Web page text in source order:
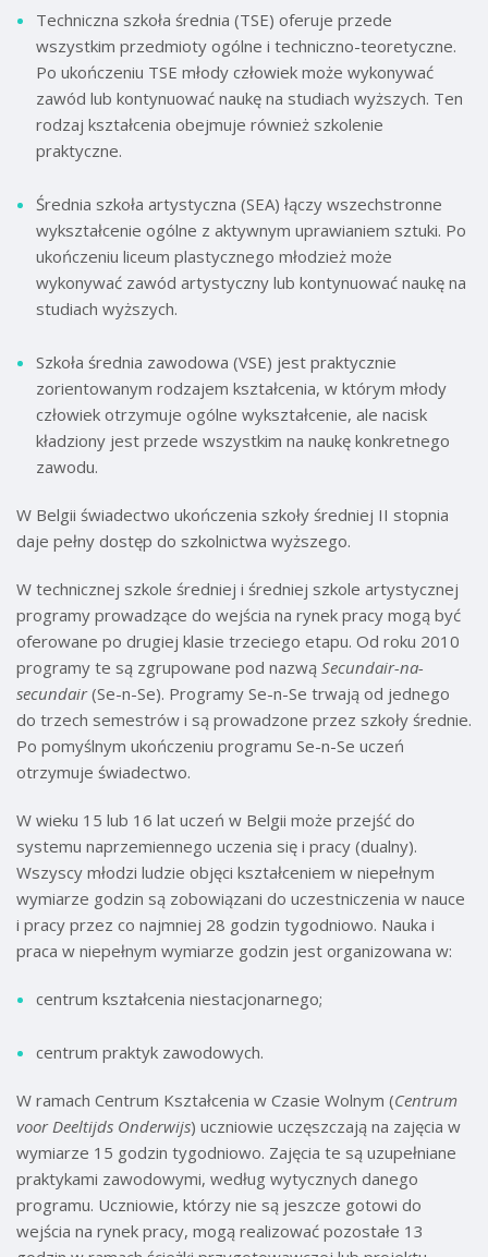
Techniczna szkoła średnia (TSE) oferuje przede
wszystkim przedmioty ogólne i techniczno-teoretyczne.
Po ukończeniu TSE młody człowiek może wykonywać
zawód lub kontynuować naukę na studiach wyższych. Ten
rodzaj kształcenia obejmuje również szkolenie
praktyczne.
Średnia szkoła artystyczna (SEA) łączy wszechstronne
wykształcenie ogólne z aktywnym uprawianiem sztuki. Po
ukończeniu liceum plastycznego młodzież może
wykonywać zawód artystyczny lub kontynuować naukę na
studiach wyższych.
Szkoła średnia zawodowa (VSE) jest praktycznie
zorientowanym rodzajem kształcenia, w którym młody
człowiek otrzymuje ogólne wykształcenie, ale nacisk
kładziony jest przede wszystkim na naukę konkretnego
zawodu.
W Belgii świadectwo ukończenia szkoły średniej II stopnia
daje pełny dostęp do szkolnictwa wyższego.
W technicznej szkole średniej i średniej szkole artystycznej
programy prowadzące do wejścia na rynek pracy mogą być
oferowane po drugiej klasie trzeciego etapu. Od roku 2010
programy te są zgrupowane pod nazwą Secundair-na-
secundair(Se-n-Se). Programy Se-n-Se trwają od jednego
do trzech semestrów i są prowadzone przez szkoły średnie.
Po pomyślnym ukończeniu programu Se-n-Se uczeń
otrzymuje świadectwo.
W wieku 15 lub 16 lat uczeń w Belgii może przejść do
systemu naprzemiennego uczenia się i pracy (dualny).
Wszyscy młodzi ludzie objęci kształceniem w niepełnym
wymiarze godzin są zobowiązani do uczestniczenia w nauce
i pracy przez co najmniej 28 godzin tygodniowo. Nauka i
praca w niepełnym wymiarze godzin jest organizowana w:
centrum kształcenia niestacjonarnego;
centrum praktyk zawodowych.
W ramach Centrum Kształcenia w Czasie Wolnym (Centrum
voor Deeltijds Onderwijs) uczniowie uczęszczają na zajęcia w
wymiarze 15 godzin tygodniowo. Zajęcia te są uzupełniane
praktykami zawodowymi, według wytycznych danego
programu. Uczniowie, którzy nie są jeszcze gotowi do
wejścia na rynek pracy, mogą realizować pozostałe 13